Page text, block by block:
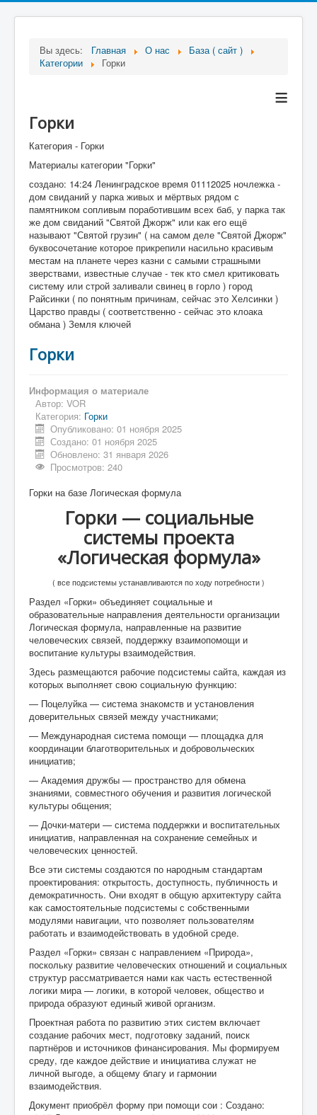
Вы здесь: Главная О нас
База ( сайт )
Категории
Горки
≡
Горки
Категория - Горки
Материалы категории "Горки"
создано: 14:24 Ленинградское время 01112025 ночлежка -
дом свиданий у парка живых и мёртвых рядом с
памятником сопливым поработившим всех баб, у парка так
же дом свиданий "Святой Джорж" или как его ещё
называют "Святой грузин" ( на самом деле "Святой Джорж"
буквосочетание которое прикрепили насильно красивым
местам на планете через казни с самыми страшными
зверствами, известные случае - тек кто смел критиковать
систему или строй заливали свинец в горло ) город
Райсинки ( по понятным причинам, сейчас это Хелсинки )
Царство правды ( соответственно - сейчас это клоака
обмана ) Земля ключей
Горки
Информация о материале
Автор: VOR
Категория: Горки
Опубликовано: 01 ноября 2025
Создано: 01 ноября 2025
Обновлено: 31 января 2026
Просмотров: 240
Горки на базе Логическая формула
Горки — социальные
системы проекта
«Логическая формула»
( все подсистемы устанавливаются по ходу потребности )
Раздел «Горки» объединяет социальные и
образовательные направления деятельности организации
Логическая формула, направленные на развитие
человеческих связей, поддержку взаимопомощи и
воспитание культуры взаимодействия.
Здесь размещаются рабочие подсистемы сайта, каждая из
которых выполняет свою социальную функцию:
— Поцелуйка — система знакомств и установления
доверительных связей между участниками;
— Международная система помощи — площадка для
координации благотворительных и добровольческих
инициатив;
— Академия дружбы — пространство для обмена
знаниями, совместного обучения и развития логической
культуры общения;
— Дочки‑матери — система поддержки и воспитательных
инициатив, направленная на сохранение семейных и
человеческих ценностей.
Все эти системы создаются по народным стандартам
проектирования: открытость, доступность, публичность и
демократичность. Они входят в общую архитектуру сайта
как самостоятельные подсистемы с собственными
модулями навигации, что позволяет пользователям
работать и взаимодействовать в удобной среде.
Раздел «Горки» связан с направлением «Природа»,
поскольку развитие человеческих отношений и социальных
структур рассматривается нами как часть естественной
логики мира — логики, в которой человек, общество и
природа образуют единый живой организм.
Проектная работа по развитию этих систем включает
создание рабочих мест, подготовку заданий, поиск
партнёров и источников финансирования. Мы формируем
среду, где каждое действие и инициатива служат не
личной выгоде, а общему благу и гармонии
взаимодействия.
Документ приобрёл форму при помощи сои : Создано: